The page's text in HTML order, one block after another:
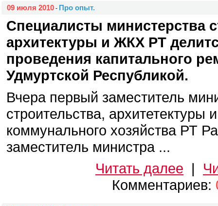
09 июля 2010 - Про опыт.
Специалисты министерства
архитектуры и ЖКХ РТ
проведения капитального
Удмуртской Республикой.
Вчера первый заместитель
строительства, архитетектуры
коммунального хозяйства РТ
заместитель министра ...
Читать далее |
Комментариев: